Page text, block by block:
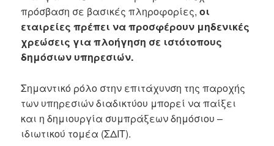
πρόσβαση σε βασικές πληροφορίες,οι
εταιρείες πρέπει να προσφέρουν μηδενικές
χρεώσεις για πλοήγηση σε ιστότοπους
δημόσιων υπηρεσιών.
Σημαντικό ρόλο στην επιτάχυνση της παροχής
των υπηρεσιών διαδικτύου μπορεί να παίξει
και η δημιουργία συμπράξεων δημόσιου –
ιδιωτικού τομέα (ΣΔΙΤ).